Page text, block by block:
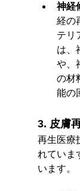
神経
経の
テリ
は、
や、
の材
能の
3. 皮膚
再生医療
れていま
います。